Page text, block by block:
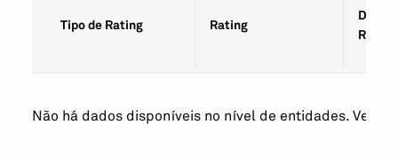
Tipo de Rating Rating
Data
Rating
Não há dados disponíveis no nível de entidades. Veja